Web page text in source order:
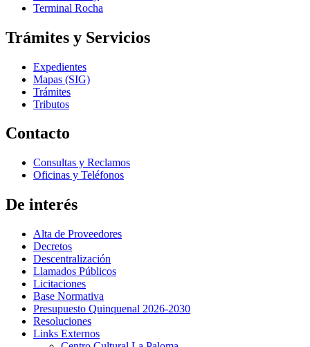
Terminal Rocha
Trámites y Servicios
Expedientes
Mapas (SIG)
Trámites
Tributos
Contacto
Consultas y Reclamos
Oficinas y Teléfonos
De interés
Alta de Proveedores
Decretos
Descentralización
Llamados Públicos
Licitaciones
Base Normativa
Presupuesto Quinquenal 2026-2030
Resoluciones
Links Externos